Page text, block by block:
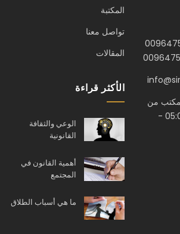
من
السبت الى الاربعاء : 05:00 -
المكتبة
تواصل معنا
المقالات
الأكثر قراءة
الوعي والثقافة
القانونية
أهمية القانون في
المجتمع
ما هي أسباب الطلاق